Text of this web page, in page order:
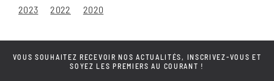
2023 2022 2020
VOUS SOUHAITEZ RECEVOIR NOS ACTUALITÉS, INSCRIVEZ-VOUS ET
SOYEZ LES PREMIERS AU COURANT !